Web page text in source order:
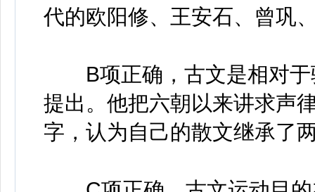
代的欧阳修、王安石、曾巩
B项正确，古文是相对于
提出。他把六朝以来讲求声
字，认为自己的散文继承了